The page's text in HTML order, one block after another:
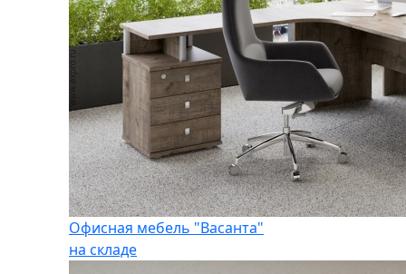
Офисная мебель "Васанта"
на складе